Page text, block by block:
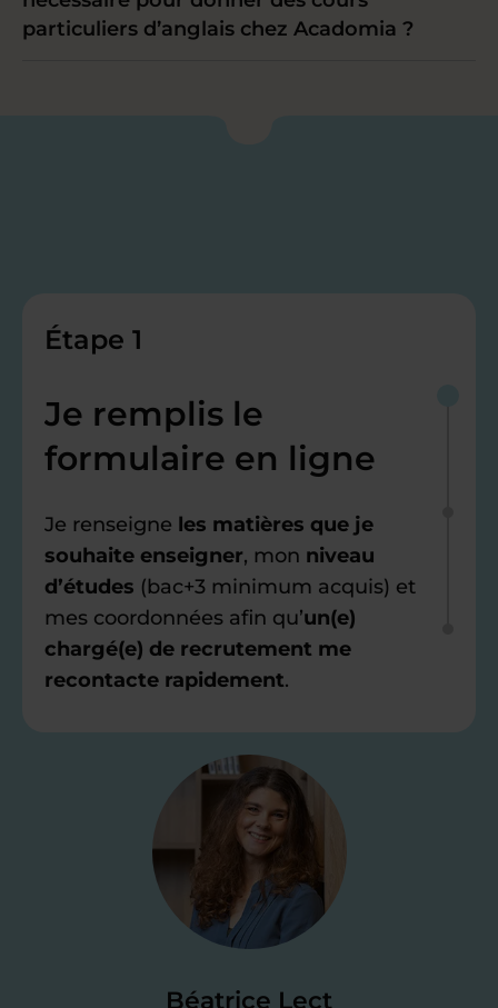
particuliers d’anglais chez Acadomia ?
Béatrice Lect
Étape 1
Je remplis le
formulaire en ligne
Je renseigne les matières que je
souhaite enseigner, mon niveau
d’études (bac+3 minimum acquis) et
mes coordonnées afin qu’un(e)
chargé(e) de recrutement me
recontacte rapidement.
Je valide ma
candidature
test de 15 minutes
des programmes scolaires(et pouvoir